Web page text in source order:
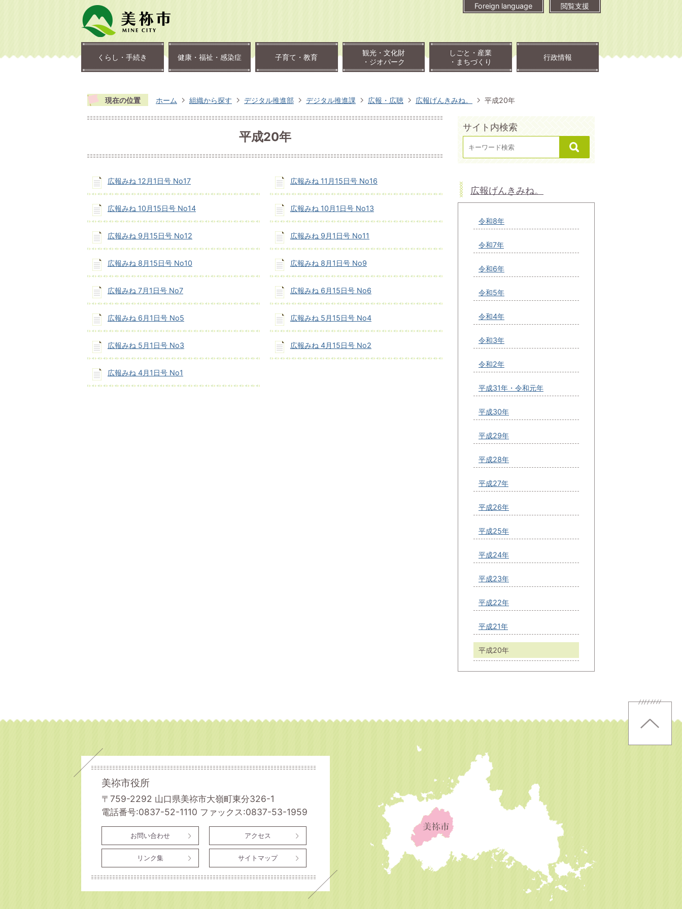
Foreign language 閲覧支援
くらし・手続き 健康・福祉・感染症 子育て・教育
観光・文化財
・ジオパーク
しごと・産業
・まちづくり
行政情報
現在の位置 ホーム 組織から探す デジタル推進部 デジタル推進課 広報・広聴 広報げんきみね。 平成20年
平成20年
広報みね 12月1日号 No17 広報みね 11月15日号 No16
広報みね 10月15日号 No14 広報みね 10月1日号 No13
広報みね 9月15日号 No12 広報みね 9月1日号 No11
広報みね 8月15日号 No10 広報みね 8月1日号 No9
広報みね 7月1日号 No7 広報みね 6月15日号 No6
広報みね 6月1日号 No5 広報みね 5月15日号 No4
広報みね 5月1日号 No3 広報みね 4月15日号 No2
広報みね 4月1日号 No1
サイト内検索
広報げんきみね。
令和8年
令和7年
令和6年
令和5年
令和4年
令和3年
令和2年
平成31年・令和元年
平成30年
平成29年
平成28年
平成27年
平成26年
平成25年
平成24年
平成23年
平成22年
平成21年
平成20年
美祢市役所
〒759-2292 山口県美祢市大嶺町東分326-1
電話番号:0837-52-1110 ファックス:0837-53-1959
お問い合わせ アクセス
リンク集 サイトマップ